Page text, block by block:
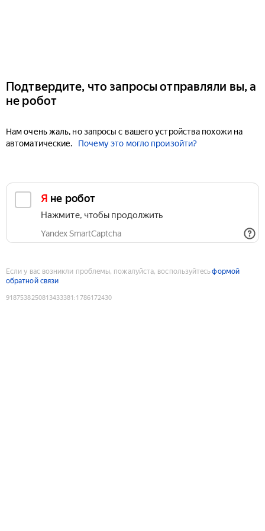
Подтвердите, что запросы отправляли вы, а
не робот
Нам очень жаль, но запросы с вашего устройства похожи на
автоматические.
Почему это могло произойти?
Я не робот
Нажмите, чтобы продолжить
Yandex SmartCaptcha
Если у вас возникли проблемы, пожалуйста, воспользуйтесьформой
обратной связи
9187538250813433381 :1786172430